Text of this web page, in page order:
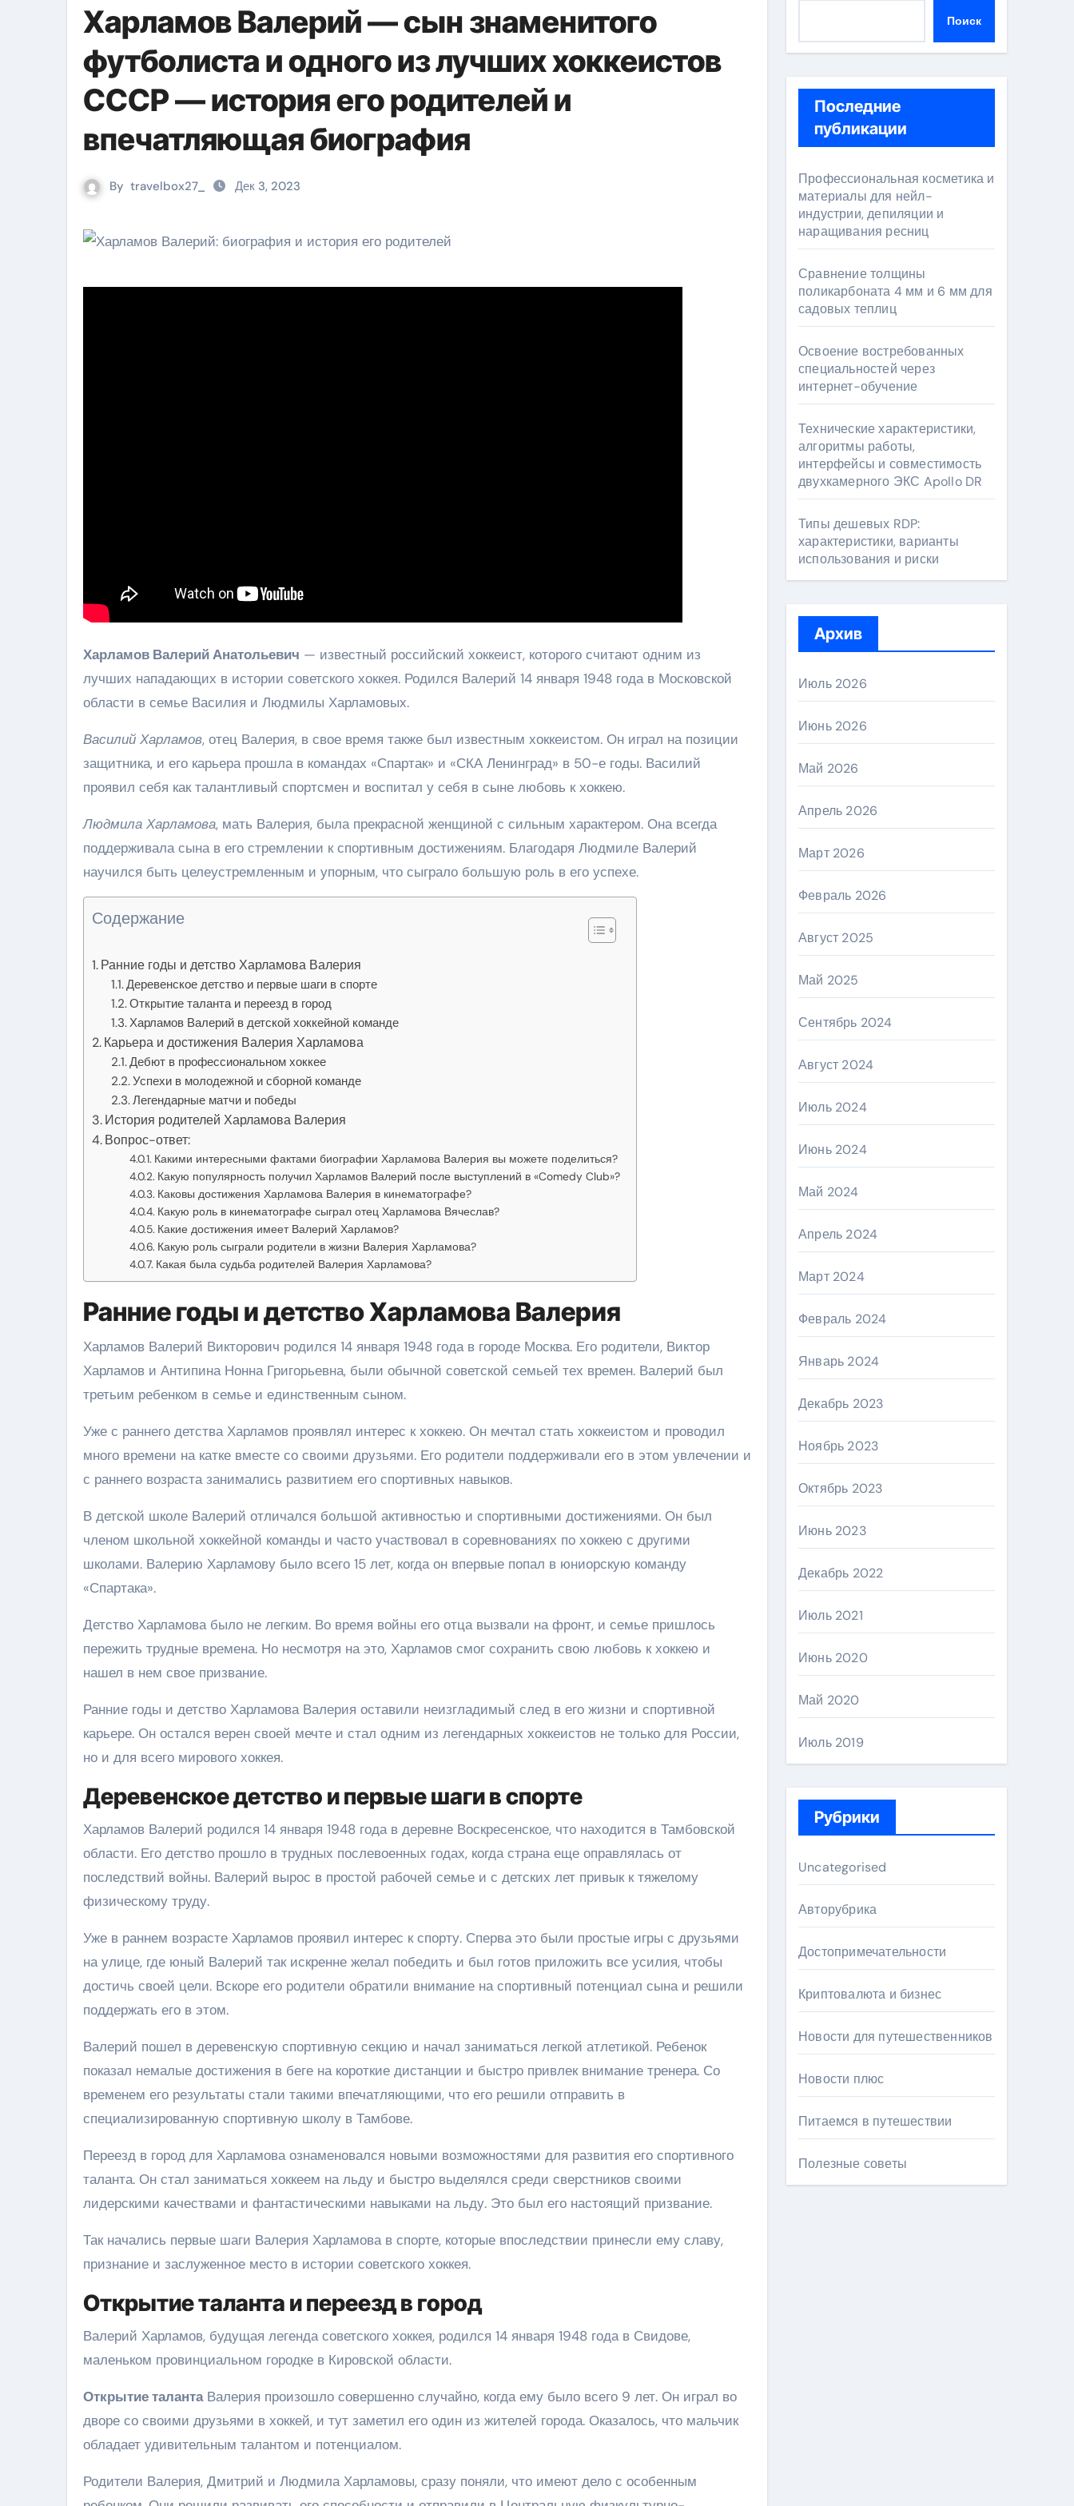
Харламов Валерий — сын знаменитого
футболиста и одного из лучших хоккеистов
СССР — история его родителей и
впечатляющая биография
By travelbox27_ Дек 3, 2023
Харламов Валерий Анатольевич — известный российский хоккеист, которого считают одним из
лучших нападающих в истории советского хоккея. Родился Валерий 14 января 1948 года в Московской
области в семье Василия и Людмилы Харламовых.
Василий Харламов, отец Валерия, в свое время также был известным хоккеистом. Он играл на позиции
защитника, и его карьера прошла в командах «Спартак» и «СКА Ленинград» в 50-е годы. Василий
проявил себя как талантливый спортсмен и воспитал у себя в сыне любовь к хоккею.
Людмила Харламова, мать Валерия, была прекрасной женщиной с сильным характером. Она всегда
поддерживала сына в его стремлении к спортивным достижениям. Благодаря Людмиле Валерий
научился быть целеустремленным и упорным, что сыграло большую роль в его успехе.
Содержание
Ранние годы и детство Харламова Валерия
Деревенское детство и первые шаги в спорте
Открытие таланта и переезд в город
Харламов Валерий в детской хоккейной команде
Карьера и достижения Валерия Харламова
Дебют в профессиональном хоккее
Успехи в молодежной и сборной команде
Легендарные матчи и победы
История родителей Харламова Валерия
Вопрос-ответ:
Какими интересными фактами биографии Харламова Валерия вы можете поделиться?
Какую популярность получил Харламов Валерий после выступлений в «Comedy Club»?
Каковы достижения Харламова Валерия в кинематографе?
Какую роль в кинематографе сыграл отец Харламова Вячеслав?
Какие достижения имеет Валерий Харламов?
Какую роль сыграли родители в жизни Валерия Харламова?
Какая была судьба родителей Валерия Харламова?
Ранние годы и детство Харламова Валерия
Харламов Валерий Викторович родился 14 января 1948 года в городе Москва. Его родители, Виктор
Харламов и Антипина Нонна Григорьевна, были обычной советской семьей тех времен. Валерий был
третьим ребенком в семье и единственным сыном.
Уже с раннего детства Харламов проявлял интерес к хоккею. Он мечтал стать хоккеистом и проводил
много времени на катке вместе со своими друзьями. Его родители поддерживали его в этом увлечении и
с раннего возраста занимались развитием его спортивных навыков.
В детской школе Валерий отличался большой активностью и спортивными достижениями. Он был
членом школьной хоккейной команды и часто участвовал в соревнованиях по хоккею с другими
школами. Валерию Харламову было всего 15 лет, когда он впервые попал в юниорскую команду
«Спартака».
Детство Харламова было не легким. Во время войны его отца вызвали на фронт, и семье пришлось
пережить трудные времена. Но несмотря на это, Харламов смог сохранить свою любовь к хоккею и
нашел в нем свое призвание.
Ранние годы и детство Харламова Валерия оставили неизгладимый след в его жизни и спортивной
карьере. Он остался верен своей мечте и стал одним из легендарных хоккеистов не только для России,
но и для всего мирового хоккея.
Деревенское детство и первые шаги в спорте
Харламов Валерий родился 14 января 1948 года в деревне Воскресенское, что находится в Тамбовской
области. Его детство прошло в трудных послевоенных годах, когда страна еще оправлялась от
последствий войны. Валерий вырос в простой рабочей семье и с детских лет привык к тяжелому
физическому труду.
Уже в раннем возрасте Харламов проявил интерес к спорту. Сперва это были простые игры с друзьями
на улице, где юный Валерий так искренне желал победить и был готов приложить все усилия, чтобы
достичь своей цели. Вскоре его родители обратили внимание на спортивный потенциал сына и решили
поддержать его в этом.
Валерий пошел в деревенскую спортивную секцию и начал заниматься легкой атлетикой. Ребенок
показал немалые достижения в беге на короткие дистанции и быстро привлек внимание тренера. Со
временем его результаты стали такими впечатляющими, что его решили отправить в
специализированную спортивную школу в Тамбове.
Переезд в город для Харламова ознаменовался новыми возможностями для развития его спортивного
таланта. Он стал заниматься хоккеем на льду и быстро выделялся среди сверстников своими
лидерскими качествами и фантастическими навыками на льду. Это был его настоящий призвание.
Так начались первые шаги Валерия Харламова в спорте, которые впоследствии принесли ему славу,
признание и заслуженное место в истории советского хоккея.
Открытие таланта и переезд в город
Валерий Харламов, будущая легенда советского хоккея, родился 14 января 1948 года в Свидове,
маленьком провинциальном городке в Кировской области.
Открытие талантаВалерия произошло совершенно случайно, когда ему было всего 9 лет. Он играл во
дворе со своими друзьями в хоккей, и тут заметил его один из жителей города. Оказалось, что мальчик
обладает удивительным талантом и потенциалом.
Родители Валерия, Дмитрий и Людмила Харламовы, сразу поняли, что имеют дело с особенным
Поиск
Последние
публикации
Профессиональная косметика и
материалы для нейл-
индустрии, депиляции и
наращивания ресниц
Сравнение толщины
поликарбоната 4 мм и 6 мм для
садовых теплиц
Освоение востребованных
специальностей через
интернет-обучение
Технические характеристики,
алгоритмы работы,
интерфейсы и совместимость
двухкамерного ЭКС Apollo DR
Типы дешевых RDP:
характеристики, варианты
использования и риски
Архив
Июль 2026
Июнь 2026
Май 2026
Апрель 2026
Март 2026
Февраль 2026
Август 2025
Май 2025
Сентябрь 2024
Август 2024
Июль 2024
Июнь 2024
Май 2024
Апрель 2024
Март 2024
Февраль 2024
Январь 2024
Декабрь 2023
Ноябрь 2023
Октябрь 2023
Июнь 2023
Декабрь 2022
Июль 2021
Июнь 2020
Май 2020
Июль 2019
Рубрики
Uncategorised
Авторубрика
Достопримечательности
Криптовалюта и бизнес
Новости для путешественников
Новости плюс
Питаемся в путешествии
Полезные советы